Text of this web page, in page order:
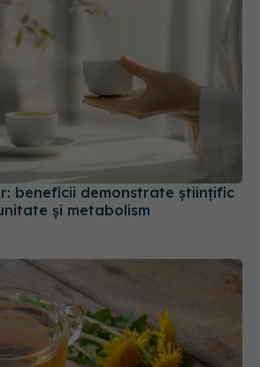
beneficii demonstrate științific
și metabolism